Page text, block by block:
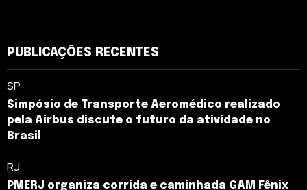
PUBLICAÇÕES RECENTES
SP
Simpósio de Transporte Aeromédico realizado
pela Airbus discute o futuro da atividade no
Brasil
RJ
PMERJ organiza corrida e caminhada GAM Fênix